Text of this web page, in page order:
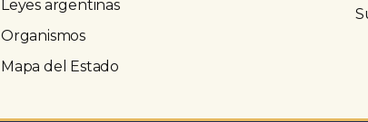
Leyes argentinas
Organismos
Mapa del Estado